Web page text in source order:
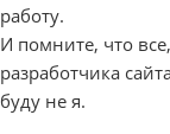
работу.
И помните, что
разработчика
буду не я.